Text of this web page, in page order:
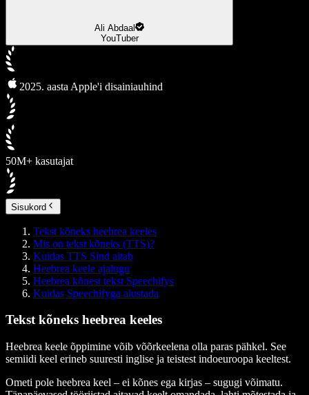
Ali Abdaal
YouTuber
2025. aasta Apple'i disainiauhind
50M+ kasutajat
Sisukord
Tekst kõneks heebrea keeles
Mis on tekst kõneks (TTS)?
Kuidas TTS Sind aitab
Heebrea keele ajalugu
Heebrea kõnest tekst Speechifys
Kuidas Speechifyga alustada
Tekst kõneks heebrea keeles
Heebrea keele õppimine võib võõrkeelena olla paras pähkel. See
semiidi keel erineb suuresti inglise ja teistest indoeuroopa keeltest.
Ometi pole heebrea keel – ei kõnes ega kirjas – sugugi võimatu.